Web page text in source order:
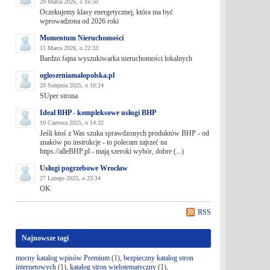
29 Marca 2026, o 16:50
Oczekujemy klasy energetycznej, która ma być
wprowadzona od 2026 roki
Momentum Nieruchomości
15 Marca 2026, o 22:33
Bardzo fajna wyszukiwarka nieruchomości lokalnych
ogloszeniamalopolska.pl
20 Sierpnia 2025, o 10:24
SUper strona
Ideal BHP - kompleksowe usługi BHP
10 Czerwca 2025, o 14:32
Jeśli ktoś z Was szuka sprawdzonych produktów BHP - od
znaków po instrukcje - to polecam zajrzeć na
https://alleBHP.pl - mają szeroki wybór, dobre (...)
Usługi pogrzebowe Wrocław
27 Lutego 2025, o 23:34
OK
RSS
Najnowsze tagi
mocny katalog wpisów Premium(1), bezpieczny katalog stron
internetowych(1), katalog stron wielotematyczny(1),